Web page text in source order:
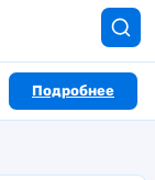
Подробнее